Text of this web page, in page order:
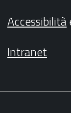
Accessibilità
Intranet